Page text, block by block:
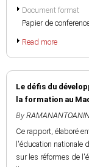
Document format
Papier de
Read more
Le défis du
la formation au
By
Ce rapport, élaboré
l'éducation nationale
sur les réformes de